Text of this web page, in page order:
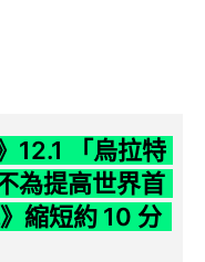
12.1 「烏拉特
為提高世界首
縮短約 10 分